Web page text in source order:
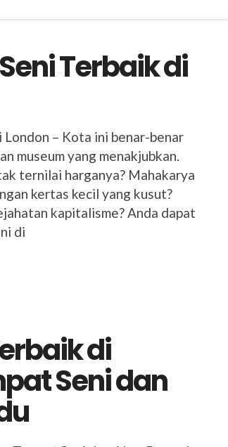
Terbaik di
London – Kota ini benar-benar
museum yang menakjubkan.
ternilai harganya? Mahakarya
kertas kecil yang kusut?
kapitalisme? Anda dapat
di
di
Seni dan